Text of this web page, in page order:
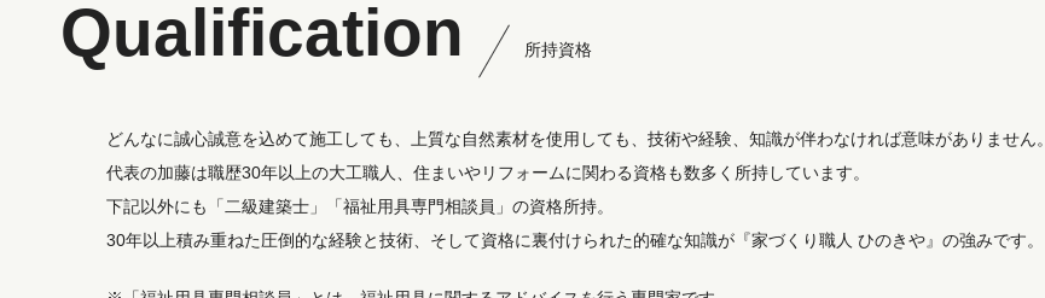
Qualification 所持資格
どんなに誠心誠意を込めて施工しても、上質な自然素材を使用しても、技術や経験、知識が伴わなければ意味がありません。
代表の加藤は職歴30年以上の大工職人、住まいやリフォームに関わる資格も数多く所持しています。
下記以外にも「二級建築士」「福祉用具専門相談員」の資格所持。
30年以上積み重ねた圧倒的な経験と技術、そして資格に裏付けられた的確な知識が『家づくり職人 ひのきや』の強みです。